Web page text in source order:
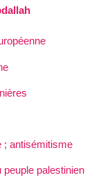
; antisémitisme
palestinien